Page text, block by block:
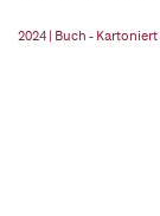
2024 | Buch - Kartoniert